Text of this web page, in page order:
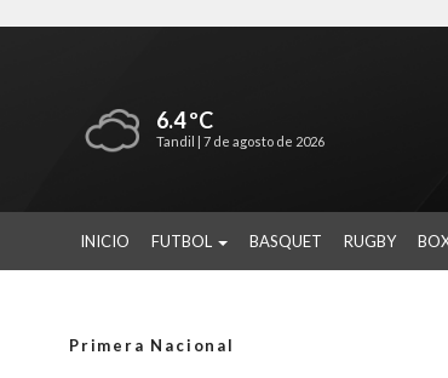
6.4 ºC
Tandil | 7 de agosto de 2026
INICIO FUTBOL BASQUET RUGBY
Primera Nacional